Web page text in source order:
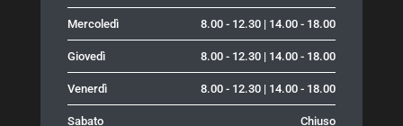
Mercoledì 8.00 - 12.30 | 14.00 - 18.00
Giovedì 8.00 - 12.30 | 14.00 - 18.00
Venerdì 8.00 - 12.30 | 14.00 - 18.00
Sabato Chiuso